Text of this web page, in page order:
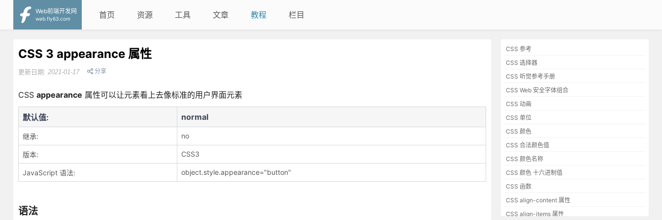
Web前端开发网
web.fly63.com
首页 资源 工具 文章 教程 栏目
CSS 参考
CSS 选择器
CSS 听觉参考手册
CSS Web 安全字体组合
CSS 动画
CSS 单位
CSS 颜色
CSS 合法颜色值
CSS 颜色名称
CSS 颜色 十六进制值
CSS 函数
CSS align-content 属性
CSS align-items 属性
CSS 3 appearance 属性
更新日期: 2021-01-17 分享
CSS appearance 属性可以让元素看上去像标准的用户界面元素
默认值: normal
继承: no
版本: CSS3
JavaScript 语法: object.style.appearance="button"
语法